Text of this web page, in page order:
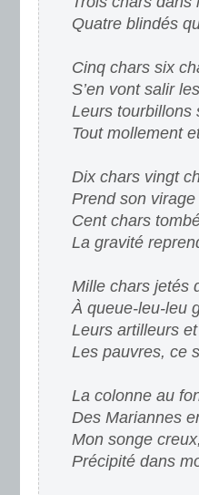
Quatre blindés
Cinq chars six
S’en vont salir
Leurs tourbillons
Tout mollement
Dix chars vingt
Prend son
Cent chars
La gravité
Mille chars jetés
À queue-leu-leu
Leurs artilleurs
Les pauvres, ce
La colonne au
Des Mariannes
Mon songe
Précipité dans